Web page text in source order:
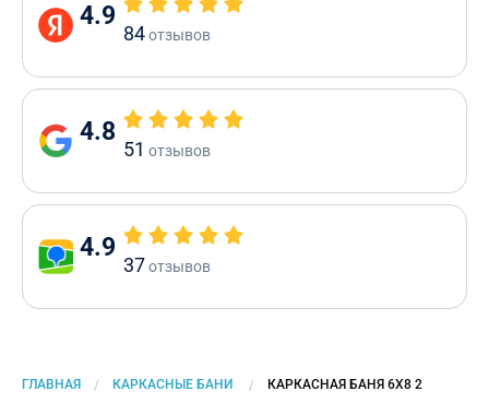
4.9
84отзывов
4.8
51 отзывов
4.9
37отзывов
ГЛАВНАЯ КАРКАСНЫЕ БАНИ CURRENT:
КАРКАСНАЯ БАНЯ 6Х8 2